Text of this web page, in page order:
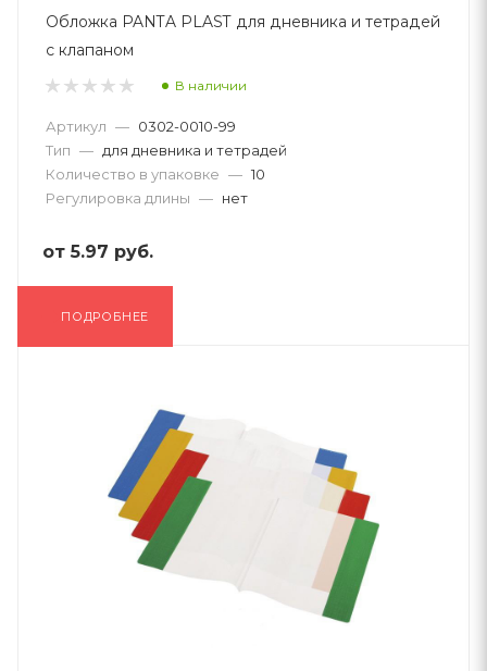
Обложка PANTA PLAST для дневника и тетрадей
с клапаном
В наличии
Артикул — 0302-0010-99
Тип — для дневника и тетрадей
Количество в упаковке — 10
Регулировка длины — нет
от5.97 руб.
ПОДРОБНЕЕ